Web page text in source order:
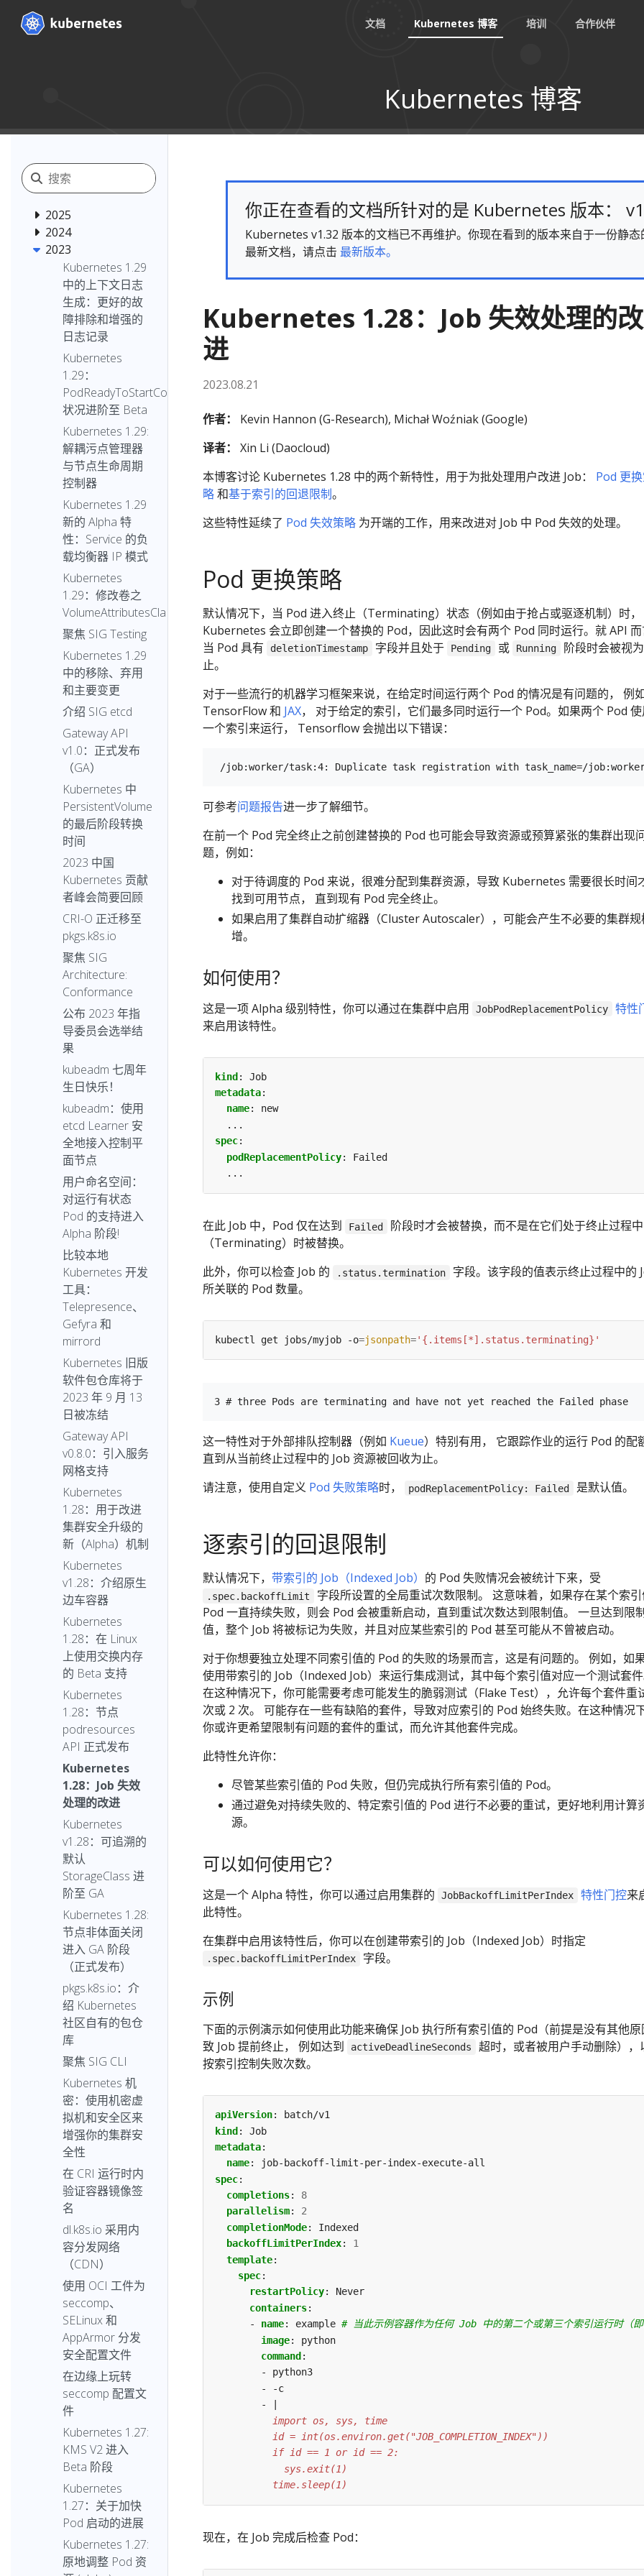
文档 Kubernetes 博客 培训 合作伙伴
Kubernetes 博客
2025
2024
2023
Kubernetes 1.29
中的上下文日志
生成：更好的故
障排除和增强的
日志记录
Kubernetes
1.29：
PodReadyToStartContainers
状况进阶至 Beta
Kubernetes 1.29:
解耦污点管理器
与节点生命周期
控制器
Kubernetes 1.29
新的 Alpha 特
性：Service 的负
载均衡器 IP 模式
Kubernetes
1.29：修改卷之
VolumeAttributesClass
聚焦 SIG Testing
Kubernetes 1.29
中的移除、弃用
和主要变更
介绍 SIG etcd
Gateway API
v1.0：正式发布
（GA）
Kubernetes 中
PersistentVolume
的最后阶段转换
时间
2023 中国
Kubernetes 贡献
者峰会简要回顾
CRI-O 正迁移至
pkgs.k8s.io
聚焦 SIG
Architecture:
Conformance
公布 2023 年指
导委员会选举结
果
kubeadm 七周年
生日快乐！
kubeadm：使用
etcd Learner 安
全地接入控制平
面节点
用户命名空间：
对运行有状态
Pod 的支持进入
Alpha 阶段!
比较本地
Kubernetes 开发
工具：
Telepresence、
Gefyra 和
mirrord
Kubernetes 旧版
软件包仓库将于
2023 年 9 月 13
日被冻结
Gateway API
v0.8.0：引入服务
网格支持
Kubernetes
1.28：用于改进
集群安全升级的
新（Alpha）机制
Kubernetes
v1.28：介绍原生
边车容器
Kubernetes
1.28：在 Linux
上使用交换内存
的 Beta 支持
Kubernetes
1.28：节点
podresources
API 正式发布
Kubernetes
1.28：Job 失效
处理的改进
Kubernetes
v1.28：可追溯的
默认
StorageClass 进
阶至 GA
Kubernetes 1.28:
节点非体面关闭
进入 GA 阶段
（正式发布）
pkgs.k8s.io：介
绍 Kubernetes
社区自有的包仓
库
聚焦 SIG CLI
Kubernetes 机
密：使用机密虚
拟机和安全区来
增强你的集群安
全性
在 CRI 运行时内
验证容器镜像签
名
dl.k8s.io 采用内
容分发网络
（CDN）
使用 OCI 工件为
seccomp、
SELinux 和
AppArmor 分发
安全配置文件
在边缘上玩转
seccomp 配置文
件
Kubernetes 1.27:
KMS V2 进入
Beta 阶段
Kubernetes
1.27：关于加快
Pod 启动的进展
Kubernetes 1.27:
原地调整 Pod 资
你正在查看的文档所针对的是 Kubernetes 版本：
Kubernetes v1.32 版本的文档已不再维护。你现在看到的版本来自于一份静
最新文档，请点击 最新版本。
Kubernetes 1.28：Job 失效处理的改
进
2023.08.21
作者：
Kevin Hannon (G-Research), Michał Woźniak (Google)
译者：
Xin Li (Daocloud)
本博客讨论 Kubernetes 1.28 中的两个新特性，用于为批处理用户改进 Job： Pod 更
略和基于索引的回退限制。
这些特性延续了 Pod 失效策略 为开端的工作，用来改进对 Job 中 Pod 失效的处理。
Pod 更换策略
默认情况下，当 Pod 进入终止（Terminating）状态（例如由于抢占或驱逐机制）时，
Kubernetes 会立即创建一个替换的 Pod，因此这时会有两个 Pod 同时运行。就 API 而
当 Pod 具有
deletionTimestamp 字段并且处于 Pending 或 Running
阶段时会被视
止。
对于一些流行的机器学习框架来说，在给定时间运行两个 Pod 的情况是有问题的， 例
TensorFlow 和 JAX， 对于给定的索引，它们最多同时运行一个 Pod。如果两个 Pod
一个索引来运行， Tensorflow 会抛出以下错误：
可参考问题报告进一步了解细节。
在前一个 Pod 完全终止之前创建替换的 Pod 也可能会导致资源或预算紧张的集群出现
题，例如：
对于待调度的 Pod 来说，很难分配到集群资源，导致 Kubernetes 需要很长时间
找到可用节点， 直到现有 Pod 完全终止。
如果启用了集群自动扩缩器（Cluster Autoscaler），可能会产生不必要的集群规
增。
如何使用？
这是一项 Alpha 级别特性，你可以通过在集群中启用 JobPodReplacementPolicy
特性
来启用该特性。
kind:
Job
metadata:
name:
new
...
spec:
podReplacementPolicy:
Failed
...
在此 Job 中，Pod 仅在达到 Failed
阶段时才会被替换，而不是在它们处于终止过程中
（Terminating）时被替换。
此外，你可以检查 Job 的
.status.termination
字段。该字段的值表示终止过程中的
所关联的 Pod 数量。
kubectl get jobs/myjob -o=jsonpath='{.items[*].status.terminating}'
这一特性对于外部排队控制器（例如 Kueue）特别有用， 它跟踪作业的运行 Pod 的配
直到从当前终止过程中的 Job 资源被回收为止。
请注意，使用自定义 Pod 失败策略时， podReplacementPolicy: Failed 是默认值。
逐索引的回退限制
默认情况下， 带索引的 Job（Indexed Job） 的 Pod 失败情况会被统计下来，受
.spec.backoffLimit
字段所设置的全局重试次数限制。 这意味着，如果存在某个索
Pod 一直持续失败，则会 Pod 会被重新启动，直到重试次数达到限制值。 一旦达到限
值，整个 Job 将被标记为失败，并且对应某些索引的 Pod 甚至可能从不曾被启动。
对于你想要独立处理不同索引值的 Pod 的失败的场景而言，这是有问题的。 例如，如
使用带索引的 Job（Indexed Job）来运行集成测试，其中每个索引值对应一个测试套件
在这种情况下，你可能需要考虑可能发生的脆弱测试（Flake Test），允许每个套件重
次或 2 次。 可能存在一些有缺陷的套件，导致对应索引的 Pod 始终失败。在这种情况下
你或许更希望限制有问题的套件的重试，而允许其他套件完成。
此特性允许你：
尽管某些索引值的 Pod 失败，但仍完成执行所有索引值的 Pod。
通过避免对持续失败的、特定索引值的 Pod 进行不必要的重试，更好地利用计算
源。
可以如何使用它？
这是一个 Alpha 特性，你可以通过启用集群的 JobBackoffLimitPerIndex 特性门控来
此特性。
在集群中启用该特性后，你可以在创建带索引的 Job（Indexed Job）时指定
.spec.backoffLimitPerIndex 字段。
示例
下面的示例演示如何使用此功能来确保 Job 执行所有索引值的 Pod（前提是没有其他
致 Job 提前终止， 例如达到
activeDeadlineSeconds
超时，或者被用户手动删除），
按索引控制失败次数。
apiVersion:
batch/v1
kind:
Job
metadata:
name:
job-backoff-limit-per-index-execute-all
spec:
completions:
8
parallelism:
2
completionMode:
Indexed
backoffLimitPerIndex:
1
template:
spec:
restartPolicy:
Never
containers:
- name: example # 当此示例容器作为任何 Job 中的第二个或第三个索引运行时（即
image:
python
command :
- python3
- -c
- |
          time.sleep(1)
现在，在 Job 完成后检查 Pod：